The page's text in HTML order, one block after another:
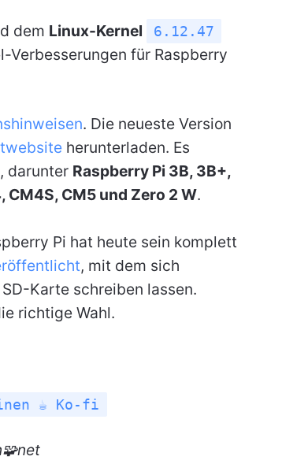
dem Linux-Kernel 6.12.47
für Raspberry
. Die neueste Version
herunterladen. Es
darunter Raspberry Pi 3B, 3B+,
CM5 und Zero 2 W.
Pi hat heute sein komplett
, mit dem sich
Karte schreiben lassen.
richtige Wahl.
☕ Ko-fi